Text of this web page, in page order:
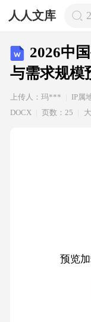
人人文库
2026中
与需求规模
上传人：玛*** IP属
DOCX
页数：25
预览